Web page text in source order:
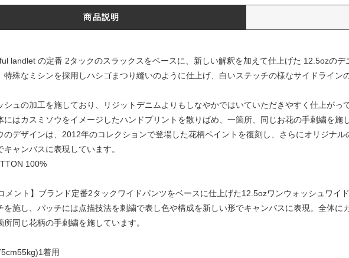
商品説明
landlet の定番 2タックのスラックスをベースに、新しい解釈を加えて仕上げた 12.5ozのデ
特殊なミシンを採用しハシゴまつり縫いのように仕上げ、白いステッチの様なサイドライン
シュの加工を施しており、リジットデニムよりもしなやかではいていただきやすく仕上がっ
にはカスミソウをイメージしたハンドプリントを散りばめ、一箇所、同じお花の手刺繍を施
のデザインは、2012年のコレクションで登場した花柄ペイントを復刻し、さらにオリジナ
キャンバスに表現しています。
100%
メント】ブランド定番2タックワイドパンツをベースに仕上げた12.5ozワンウォッシュワイ
を施し、パッチには点描技法を刺繍で表し色や構成を新しい形でキャンバスに表現。全体に
所同じ花柄の手刺繍を施しています。
着用